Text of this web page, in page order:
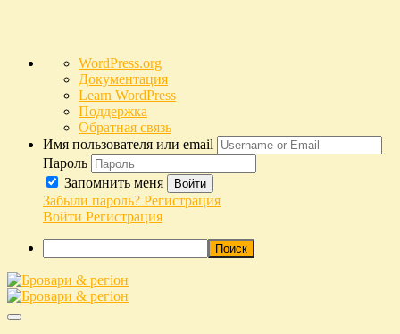
WordPress
WordPress.org
Документация
Learn WordPress
Поддержка
Обратная связь
Имя пользователя или email
Пароль
Запомнить меня
Войти
Забыли пароль? Регистрация
Войти Регистрация
Поиск
Перейти
к
содержимому
Бровари & регіон
В СУПЕРЕЧКАХ НАРОДЖУЄТЬСЯ ІСТИНА